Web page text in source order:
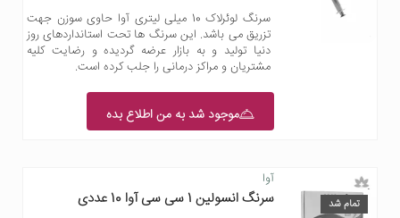
سرنگ لوئرلاک 10 میلی لیتری آوا حاوی سوزن جهت
تزریق می باشد. این سرنگ ها تحت استانداردهای روز
دنیا تولید و به بازار عرضه گردیده و رضایت کلیه
مشتریان و مراکز درمانی را جلب کرده است.
موجود شد به من اطلاع بده
تمام شد
آوا
سرنگ انسولین 1 سی سی آوا 10 عددی